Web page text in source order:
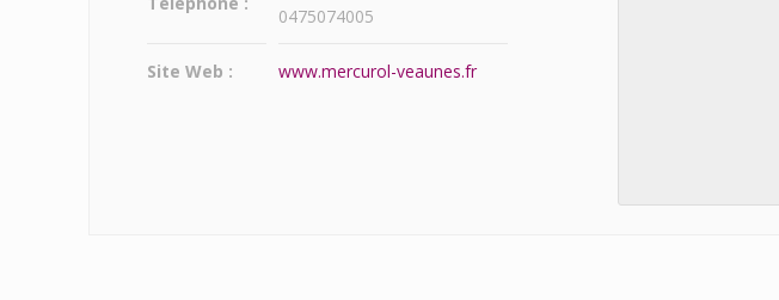
0475074005
Site Web : www.mercurol-veaunes.fr